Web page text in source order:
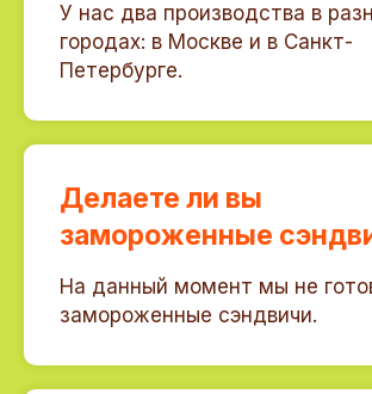
У нас два производства в
городах: в Москве и в Санкт-
Петербурге.
Делаете ли вы
замороженные
На данный момент мы не
замороженные сэндвичи.